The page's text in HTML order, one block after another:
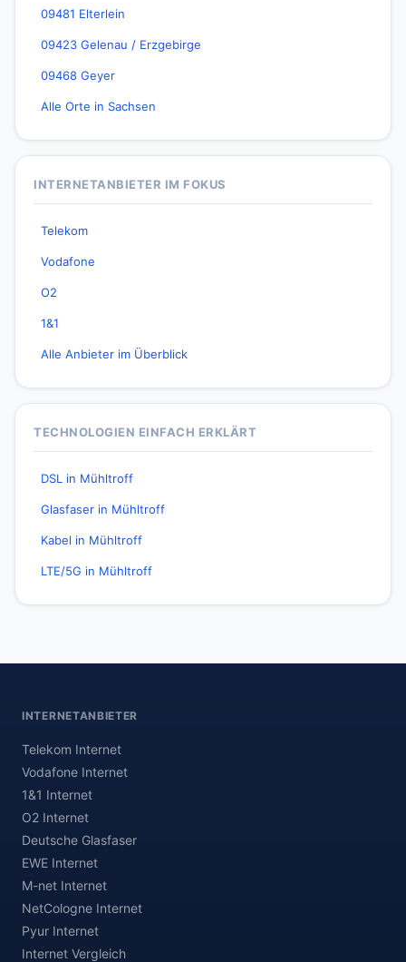
09481 Elterlein
09423 Gelenau / Erzgebirge
09468 Geyer
Alle Orte in Sachsen
INTERNETANBIETER IM FOKUS
Telekom
Vodafone
O2
1&1
Alle Anbieter im Überblick
TECHNOLOGIEN EINFACH ERKLÄRT
DSL in Mühltroff
Glasfaser in Mühltroff
Kabel in Mühltroff
LTE/5G in Mühltroff
INTERNETANBIETER
Telekom Internet
Vodafone Internet
1&1 Internet
O2 Internet
Deutsche Glasfaser
EWE Internet
M-net Internet
NetCologne Internet
Pyur Internet
Internet Vergleich